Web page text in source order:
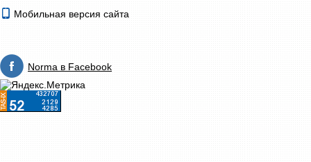
Мобильная версия сайта
Norma в Facebook